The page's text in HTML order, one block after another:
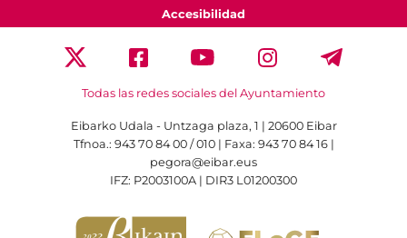
Accesibilidad
Todas las redes sociales del Ayuntamiento
Eibarko Udala - Untzaga plaza, 1 | 20600 Eibar
Tfnoa.: 943 70 84 00 / 010 | Faxa: 943 70 84 16 |
pegora@eibar.eus
IFZ: P2003100A | DIR3 L01200300